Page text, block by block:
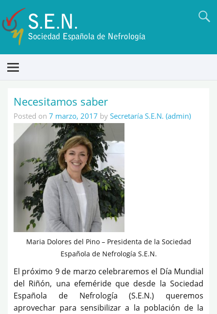
Necesitamos saber
Posted on 7 marzo, 2017 by Secretaría S.E.N. (admin)
Maria Dolores del Pino – Presidenta de la Sociedad
Española de Nefrología S.E.N.
El próximo 9 de marzo celebraremos el Día Mundial
del Riñón, una efeméride que desde la Sociedad
Española de Nefrología (S.E.N.) queremos
aprovechar para sensibilizar a la población de la